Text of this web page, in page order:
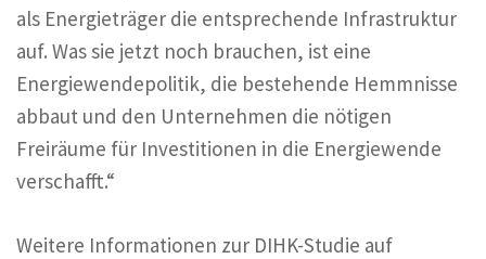
als Energieträger die entsprechende Infrastruktur
auf. Was sie jetzt noch brauchen, ist eine
Energiewendepolitik, die bestehende Hemmnisse
abbaut und den Unternehmen die nötigen
Freiräume für Investitionen in die Energiewende
verschafft.“
Weitere Informationen zur DIHK-Studie auf